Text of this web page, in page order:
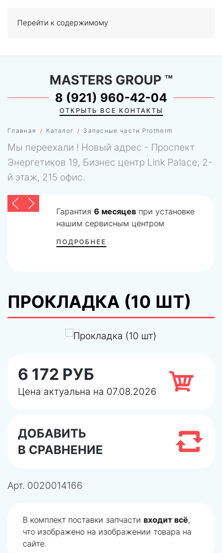
Перейти к содержимому
0
Главная Каталог Запасные части Protherm
MASTERS GROUP ™
8 (921) 960-42-04
ОТКРЫТЬ ВСЕ КОНТАКТЫ
Мы переехали ! Новый адрес - Проспект
Энергетиков 19, Бизнес центр Link Palace, 2-
й этаж, 215 офис.
Гарантия 6 месяцевпри установке
нашим сервисным центром
ПОДРОБНЕЕ
ПРОКЛАДКА (10 ШТ)
6 172 РУБ
Цена актуальна на 07.08.2026
ДОБАВИТЬ
В СРАВНЕНИЕ
Арт. 0020014166
В комплект поставки запчастивходит всё,
что изображено на изображении товара на
сайте.